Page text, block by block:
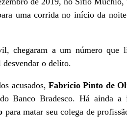
uma corrida no início da
chegaram a um número
o delito.
acusados, Fabrício Pinto de
Banco Bradesco. Há ainda
para matar seu colega de